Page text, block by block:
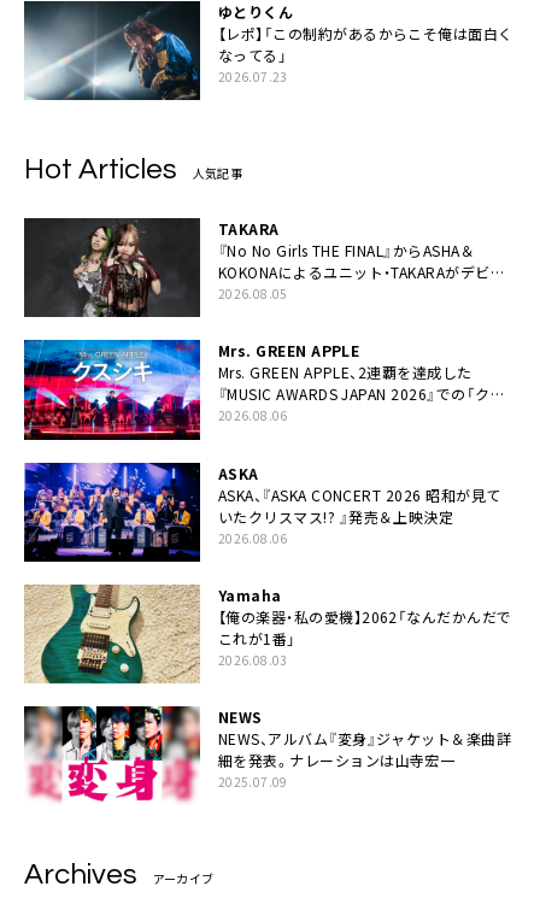
ゆとりくん
【レポ】「この制約があるからこそ俺は面白く
なってる」
2026.07.23
Hot Articles 人気記事
TAKARA
『No No Girls THE FINAL』からASHA＆
KOKONAによるユニット・TAKARAがデビュ
ー
2026.08.05
Mrs. GREEN APPLE
Mrs. GREEN APPLE、2連覇を達成した
『MUSIC AWARDS JAPAN 2026』での「クス
シキ」ライブパフォーマンスをYouTube公開
2026.08.06
ASKA
ASKA、『ASKA CONCERT 2026 昭和が見て
いたクリスマス!? 』発売＆上映決定
2026.08.06
Yamaha
【俺の楽器・私の愛機】2062「なんだかんだで
これが1番」
2026.08.03
NEWS
NEWS、アルバム『変身』ジャケット＆楽曲詳
細を発表。ナレーションは⼭寺宏⼀
2025.07.09
Archives アーカイブ